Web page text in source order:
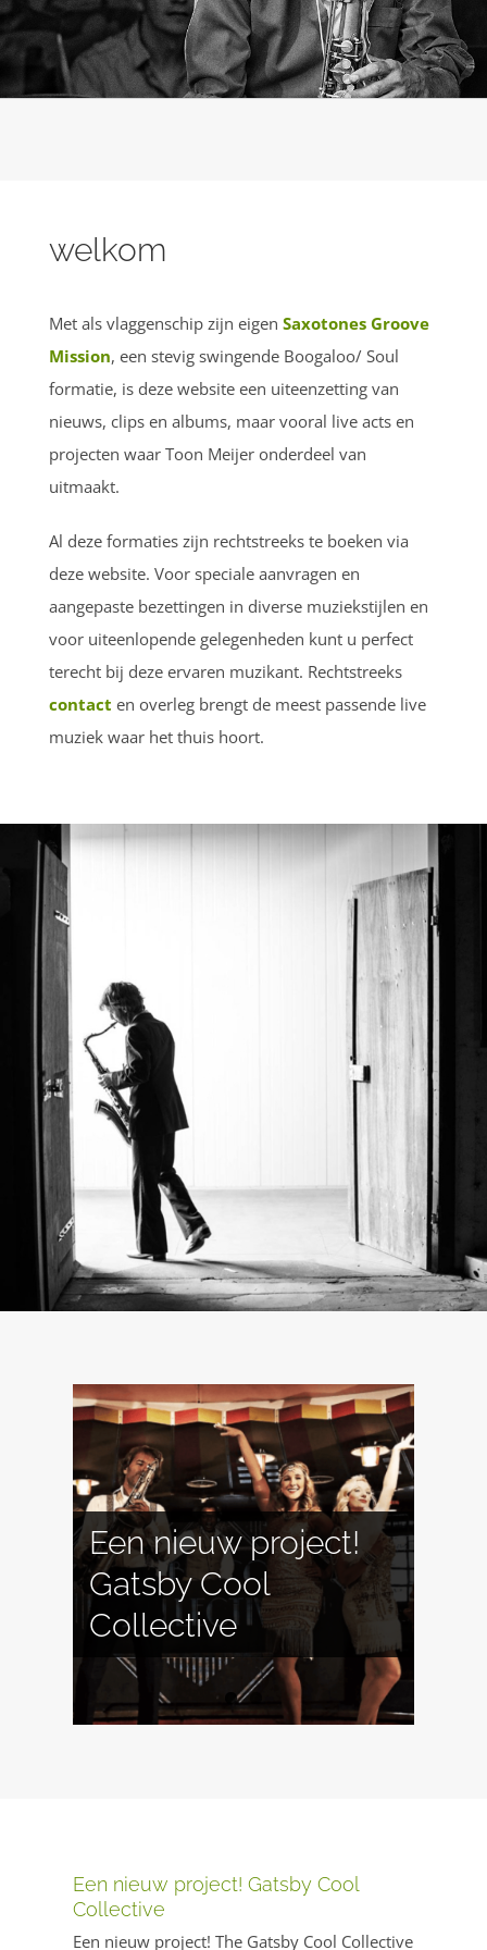
welkom
Met als vlaggenschip zijn eigen Saxotones Groove
Mission, een stevig swingende Boogaloo/ Soul
formatie, is deze website een uiteenzetting van
nieuws, clips en albums, maar vooral live acts en
projecten waar Toon Meijer onderdeel van
uitmaakt.
Al deze formaties zijn rechtstreeks te boeken via
deze website. Voor speciale aanvragen en
aangepaste bezettingen in diverse muziekstijlen en
voor uiteenlopende gelegenheden kunt u perfect
terecht bij deze ervaren muzikant. Rechtstreeks
contact en overleg brengt de meest passende live
muziek waar het thuis hoort.
Een nieuw project!
Gatsby Cool
Collective
Toon’s Mobiele
Jazzclub: Sax and
Tracks!
Een nieuw project! Gatsby Cool
Collective
Een nieuw project! The Gatsby Cool Collective